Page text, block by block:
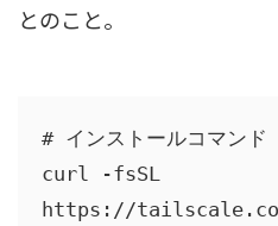
とのこと。
# インストールコマンド
curl -fsSL
https://